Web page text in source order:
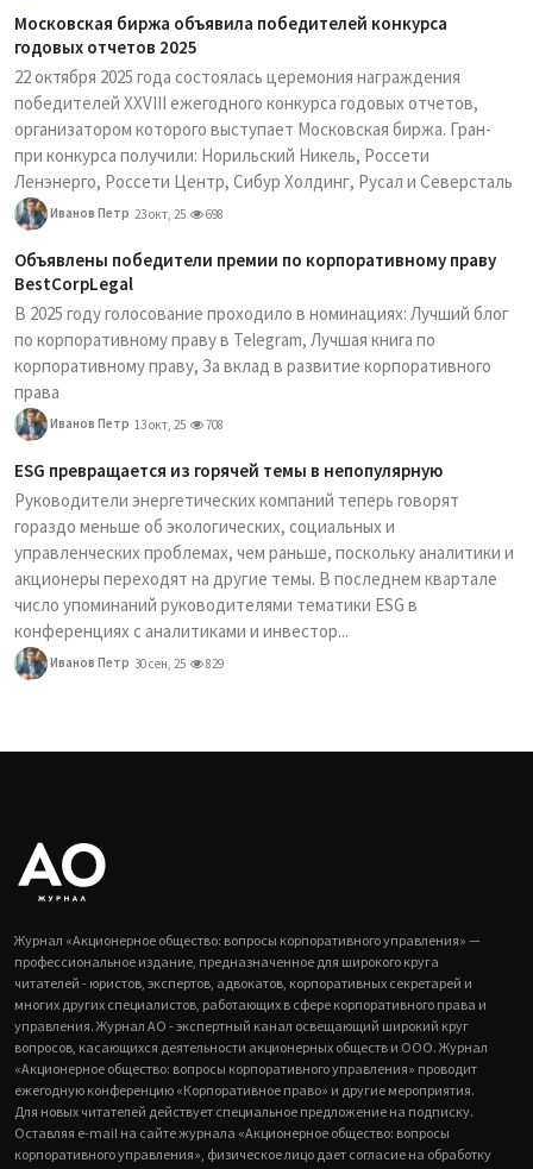
Московская биржа объявила победителей конкурса
годовых отчетов 2025
22 октября 2025 года состоялась церемония награждения
победителей XXVIII ежегодного конкурса годовых отчетов,
организатором которого выступает Московская биржа. Гран-
при конкурса получили: Норильский Никель, Россети
Ленэнерго, Россети Центр, Сибур Холдинг, Русал и Северсталь
Иванов Петр 23 окт, 25 698
Объявлены победители премии по корпоративному праву
BestCorpLegal
В 2025 году голосование проходило в номинациях: Лучший блог
по корпоративному праву в Telegram, Лучшая книга по
корпоративному праву, За вклад в развитие корпоративного
права
Иванов Петр 13 окт, 25 708
ESG превращается из горячей темы в непопулярную
Руководители энергетических компаний теперь говорят
гораздо меньше об экологических, социальных и
управленческих проблемах, чем раньше, поскольку аналитики и
акционеры переходят на другие темы. В последнем квартале
число упоминаний руководителями тематики ESG в
конференциях с аналитиками и инвестор...
Иванов Петр 30 сен, 25 829
Журнал «Акционерное общество: вопросы корпоративного управления» —
профессиональное издание, предназначенное для широкого круга
читателей - юристов, экспертов, адвокатов, корпоративных секретарей и
многих других специалистов, работающих в сфере корпоративного права и
управления. Журнал АО - экспертный канал освещающий широкий круг
вопросов, касающихся деятельности акционерных обществ и ООО. Журнал
«Акционерное общество: вопросы корпоративного управления» проводит
ежегодную конференцию «Корпоративное право» и другие мероприятия.
Для новых читателей действует специальное предложение на подписку.
Оставляя e-mail на сайте журнала «Акционерное общество: вопросы
корпоративного управления», физическое лицо дает согласие на обработку